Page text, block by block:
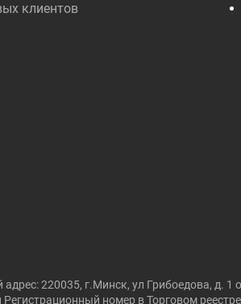
клиентов
220035, г.Минск, ул Грибоедова, д. 1
номер в Торговом